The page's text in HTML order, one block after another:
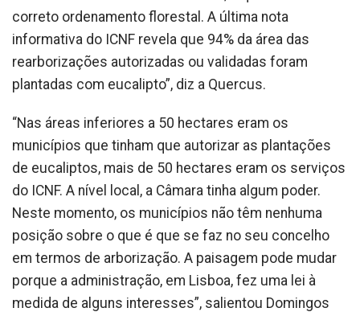
correto ordenamento florestal. A última nota
informativa do ICNF revela que 94% da área das
rearborizações autorizadas ou validadas foram
plantadas com eucalipto”, diz a Quercus.
“Nas áreas inferiores a 50 hectares eram os
municípios que tinham que autorizar as plantações
de eucaliptos, mais de 50 hectares eram os serviços
do ICNF. A nível local, a Câmara tinha algum poder.
Neste momento, os municípios não têm nenhuma
posição sobre o que é que se faz no seu concelho
em termos de arborização. A paisagem pode mudar
porque a administração, em Lisboa, fez uma lei à
medida de alguns interesses”, salientou Domingos